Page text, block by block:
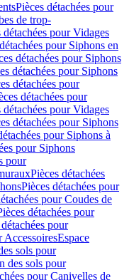
Pièces détachées pour
de trop-
détachées pour Vidages
pour Siphons en
détachées pour Siphons
détachées pour Siphons
détachées pour
détachées pour
détachées pour Vidages
détachées pour Siphons
pour Siphons à
pour Siphons
pour
Pièces détachées
Pièces détachées pour
pour Coudes de
détachées pour
pour
AccessoiresEspace
sols pour
des sols pour
pour Canivelles de